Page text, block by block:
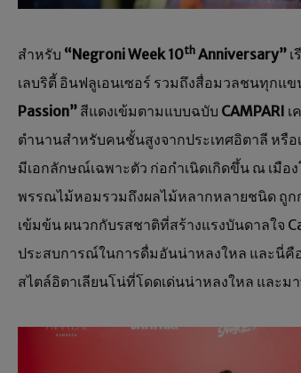
สำหรับ “Negroni Week 10th Anniversary”
เลบริตี้ อินฟลูเอนเซอร์ รวมถึงสื่อมวลชนทุก
Passion” สีแดงเข้มตามแบบฉบับ CAMPARI เ
ตำนานสำหรับคนชั้นสูงจากประเทศอิตาลี หรื
มีเอกลักษณ์เฉพาะตัว ก่อกำเนิดเกิดขึ้น ณ เมือ
พรรณไม้หอมรวมถึงผลไม้หลากหลายชนิด ถู
เข้มข้น ผนวกกับรสชาติที่สร้างแรงบันดาลใจ
ประสบการณ์ในการดื่มอันน่าหลงใหล และนี่
สไตล์อิตาเลียนโน่ที่โดดเด่นน่าหลงใหล และม